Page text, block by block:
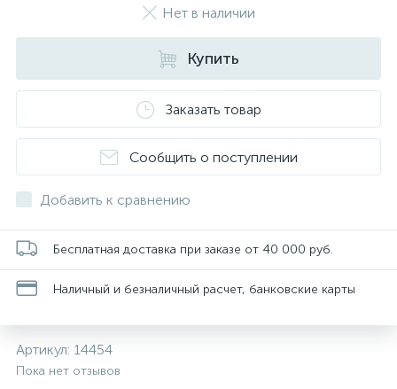
Нет в наличии
Купить
Заказать товар
Сообщить о поступлении
Добавить к сравнению
Бесплатная доставка при заказе от 40 000 руб.
Наличный и безналичный расчет, банковские карты
Артикул: 14454
Пока нет отзывов